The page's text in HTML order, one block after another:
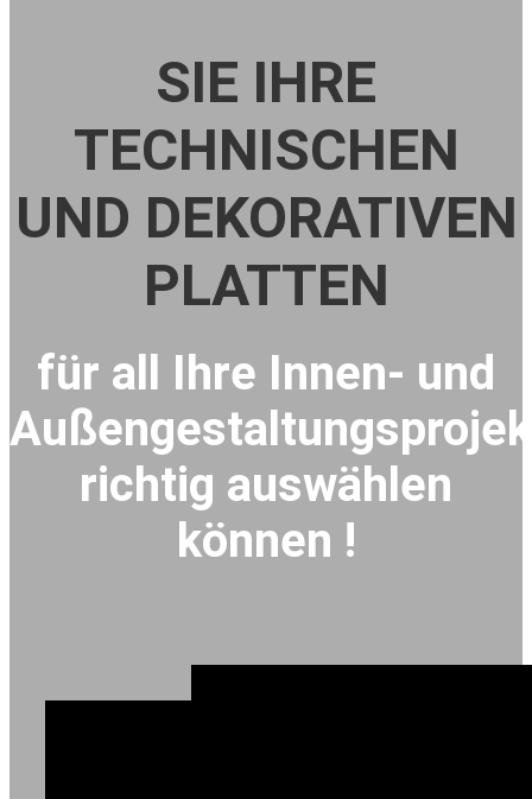
SIE IHRE
TECHNISCHEN
UND DEKORATIVEN
PLATTEN
für all Ihre Innen- und
richtig auswählen
können !